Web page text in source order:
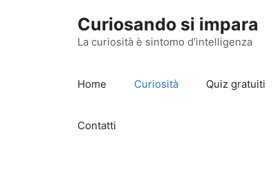
Curiosando si impara
La curiosità è sintomo d'intelligenza
Home Curiosità Quiz gratuiti
Contatti